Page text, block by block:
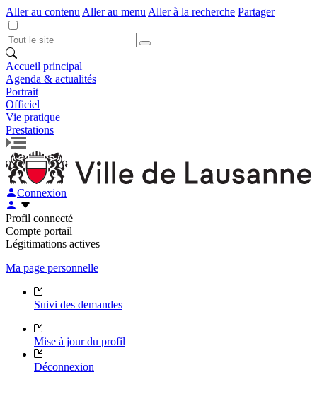
Aller au contenu Aller au menu Aller à la recherche Partager
Accueil principal
Agenda & actualités
Portrait
Officiel
Vie pratique
Prestations
Connexion
Profil connecté
Compte portail
Légitimations actives
Ma page personnelle
Suivi des demandes
Mise à jour du profil
Déconnexion